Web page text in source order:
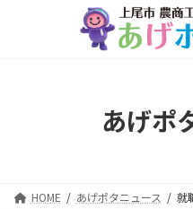
あげポ
HOME あげポタニュース 就